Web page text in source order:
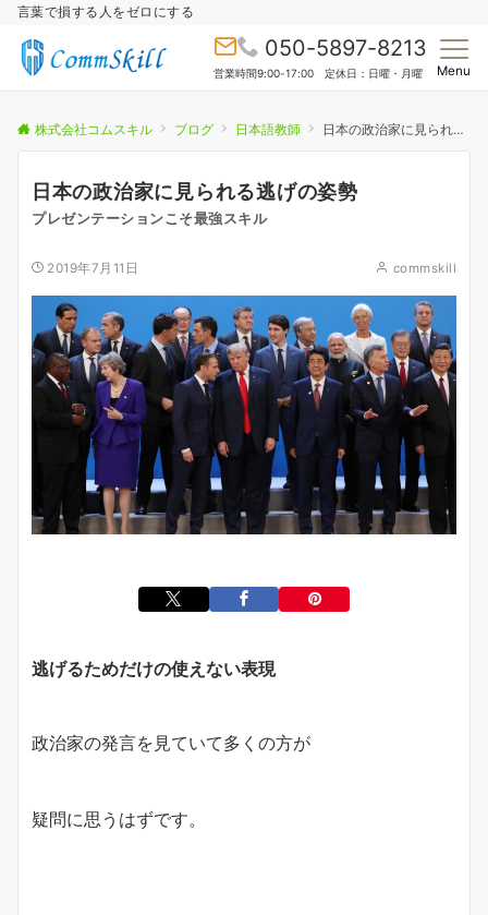
言葉で損する人をゼロにする
050-5897-8213
営業時間9:00-17:00 定休日：日曜・月曜 Menu
株式会社コムスキル ブログ 日本語教師 日本の政治家に見られる逃げの姿勢
日本の政治家に見られる逃げの姿勢
プレゼンテーションこそ最強スキル
2019年7月11日 commskill
逃げるためだけの使えない表現
政治家の発言を見ていて多くの方が
疑問に思うはずです。